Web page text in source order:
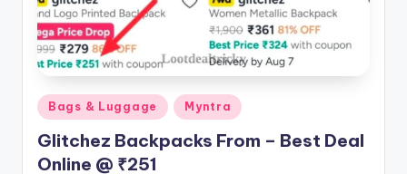
Posted
in
Bags & Luggage Myntra
Glitchez Backpacks From – Best Deal
Online @ ₹251